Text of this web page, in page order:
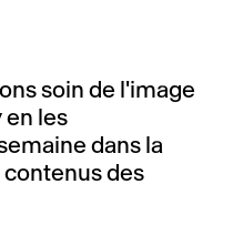
soin de l'image
les
dans la
des